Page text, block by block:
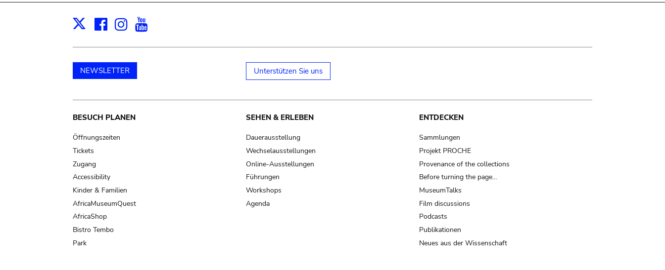
X Facebook
Instagram
NEWSLETTER Unterstützen Sie uns
Main
navigation
BESUCH PLANEN
Öffnungszeiten
Tickets
Zugang
Accessibility
Kinder & Familien
AfricaMuseumQuest
AfricaShop
Bistro Tembo
Park
SEHEN & ERLEBEN
Dauerausstellung
Wechselausstellungen
Online-Ausstellungen
Führungen
Workshops
Agenda
ENTDECKEN
Sammlungen
Projekt PROCHE
Provenance of the collections
Before turning the page…
MuseumTalks
Film discussions
Podcasts
Publikationen
Neues aus der Wissenschaft